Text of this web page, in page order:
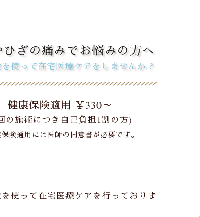
ひざの痛みでお悩みの方へ
使って在宅医療ケアをしませんか？
健康保険適用 ￥330～
の施術につき自己負担1割の方)
険適用には医師の同意書が必要です。
使って在宅医療ケアを行っておりま